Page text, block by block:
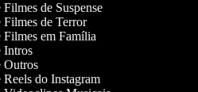
Filmes de Suspense
Filmes de Terror
Filmes em Família
Intros
Outros
Reels do Instagram